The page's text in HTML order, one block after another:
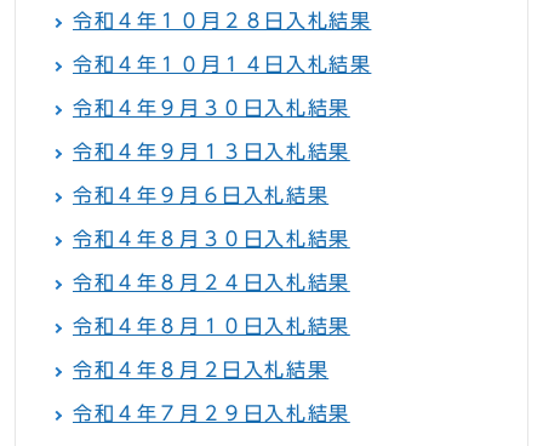
令和４年１０月２８日入札結果
令和４年１０月１４日入札結果
令和４年９月３０日入札結果
令和４年９月１３日入札結果
令和４年９月６日入札結果
令和４年８月３０日入札結果
令和４年８月２４日入札結果
令和４年８月１０日入札結果
令和４年８月２日入札結果
令和４年７月２９日入札結果